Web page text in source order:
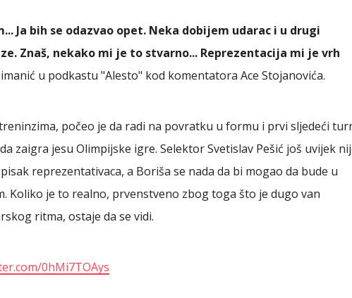
Ja bih se odazvao opet. Neka dobijem udarac i u drugi
Znaš, nekako mi je to stvarno... Reprezentacija mi je vrh
u podkastu "Alesto" kod komentatora Ace Stojanovića.
počeo je da radi na povratku u formu i prvi sljedeći
zaigra jesu Olimpijske igre. Selektor Svetislav Pešić još uvijek
reprezentativaca, a Boriša se nada da bi mogao da bude u
Koliko je to realno, prvenstveno zbog toga što je dugo van
ritma, ostaje da se vidi.
0hMi7TOAys